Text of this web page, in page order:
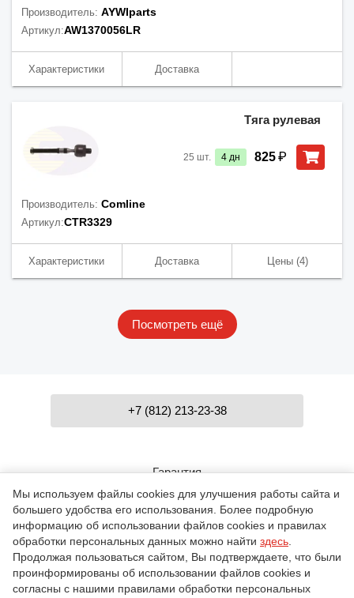
Производитель: AYWIparts
Артикул:AW1370056LR
Характеристики Доставка
Тяга рулевая
25 шт. 4 дн 825₽
Производитель: Comline
Артикул:CTR3329
Характеристики Доставка Цены(4)
Посмотреть ещё
+7 (812) 213-23-38
Гарантия
Контакты
О компании
Мы используем файлы cookies для улучшения работы сайта и
большего удобства его использования. Более подробную
информацию об использовании файлов cookies и правилах
обработки персональных данных можно найти здесь
Продолжая пользоваться сайтом, Вы подтверждаете, что были
проинформированы об использовании файлов cookies и
согласны с нашими правилами обработки персональных